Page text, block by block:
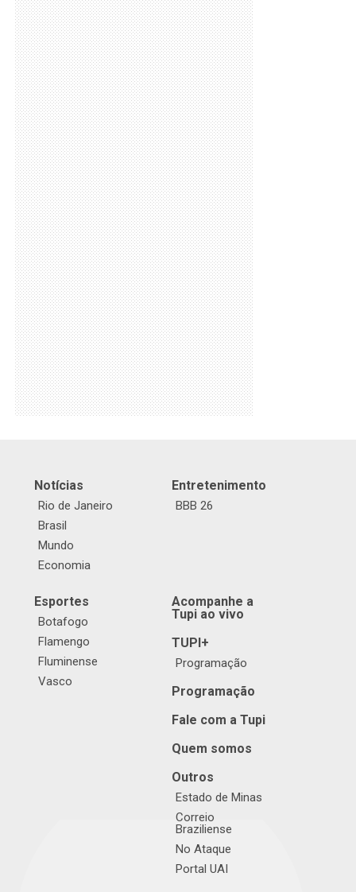
Notícias
Rio de Janeiro
Brasil
Mundo
Economia
Entretenimento
BBB 26
Esportes
Botafogo
Flamengo
Fluminense
Vasco
Acompanhe a
Tupi ao vivo
TUPI+
Programação
Programação
Fale com a Tupi
Quem somos
Outros
Estado de Minas
Correio
Braziliense
No Ataque
Portal UAI